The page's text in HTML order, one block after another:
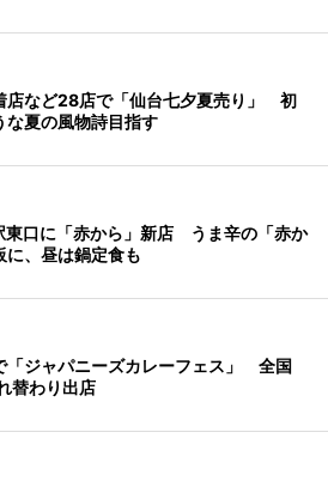
店など28店で「仙台七夕夏売り」 初
な夏の風物詩目指す
東口に「赤から」新店 うま辛の「赤か
に、昼は鍋定食も
「ジャパニーズカレーフェス」 全国
替わり出店